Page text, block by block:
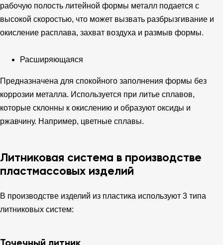
рабочую полость литейной формы металл подается с
высокой скоростью, что может вызвать разбрызгивание и
окисление расплава, захват воздуха и размыв формы.
Расширяющаяся
Предназначена для спокойного заполнения формы без
коррозии металла. Используется при литье сплавов,
которые склонны к окислению и образуют оксиды и
ржавчину. Например, цветные сплавы.
Литниковая система в производстве
пластмассовых изделий
В производстве изделий из пластика используют 3 типа
литниковых систем:
Точечный литник